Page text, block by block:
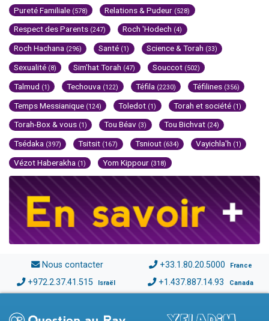
Pureté Familiale (578) Relations & Pudeur (528)
Respect des Parents (247) Roch 'Hodech (4)
Roch Hachana (296) Santé (1) Science & Torah (33)
Sexualité (8) Sim'hat Torah (47) Souccot (502)
Talmud (1) Techouva (122) Téfila (2230) Téfilines (356)
Temps Messianique (124) Toledot (1) Torah et société (1)
Torah-Box & vous (1) Tou Béav (3) Tou Bichvat (24)
Tsédaka (397) Tsitsit (167) Tsniout (634) Vayichla'h (1)
Vézot Haberakha (1) Yom Kippour (318)
Nous contacter +33.1.80.20.5000 France
+972.2.37.41.515 Israël +1.437.887.14.93 Canada